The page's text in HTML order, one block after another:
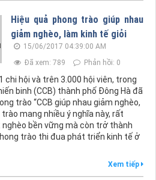
Hiệu quả phong trào giúp nhau
giảm nghèo, làm kinh tế giỏi
15/06/2017 04:39:00 AM
Đã xem: 789
Phản hồi: 0
chi hội và trên 3.000 hội viên, trong
binh (CCB) thành phố Đông Hà đã
trào “CCB giúp nhau giảm nghèo,
mang nhiều ý nghĩa này, rất
nghèo bền vững mà còn trở thành
trào thi đua phát triển kinh tế ở
Xem tiếp